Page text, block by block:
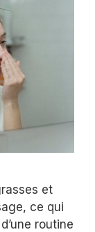
et
ce qui
routine